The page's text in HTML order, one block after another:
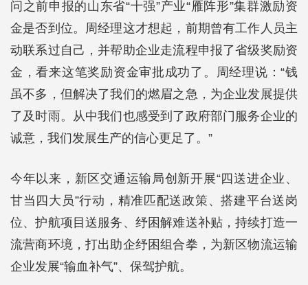
问之前申报的山东省“十强”产业“雁阵形”集群激励资
金是否到位。周经理这才想起，前期曾有工作人员主
动联系过自己，并帮助企业走流程申报了省级奖励资
金，看来这笔奖励资金审批成功了。周经理说：“钱
虽不多，但解决了我们的燃眉之急，为企业发展提供
了及时雨。从中我们也感受到了政府部门服务企业的
诚意，我们发展生产的信心更足了。”
今年以来，新区交通运输局创新开展“四送进企业、
甘当四大员”行动，精准匹配送政策、搭建平台送岗
位、护航项目送服务、纾困解难送补贴，持续打造一
流营商环境，打出助企纾困组合拳，为新区物流运输
企业发展“输血补气”、保驾护航。